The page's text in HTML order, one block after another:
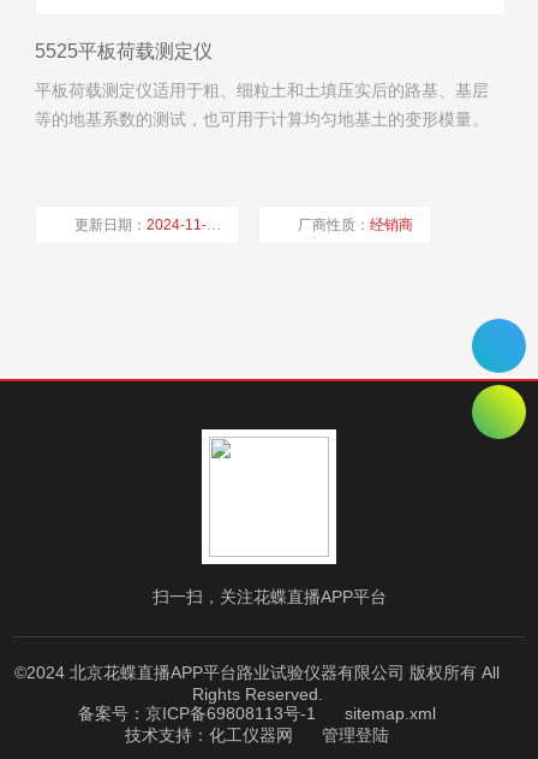
5525平板荷载测定仪
平板荷载测定仪适用于粗、细粒土和土填压实后的路基、基层
等的地基系数的测试，也可用于计算均匀地基土的变形模量。
更新日期：2024-11-09 厂商性质：经销商
扫一扫，关注花蝶直播APP平台
©2024 北京花蝶直播APP平台路业试验仪器有限公司 版权所有 All
Rights Reserved.
备案号：京ICP备69808113号-1
sitemap.xml
技术支持： 化工仪器网 管理登陆